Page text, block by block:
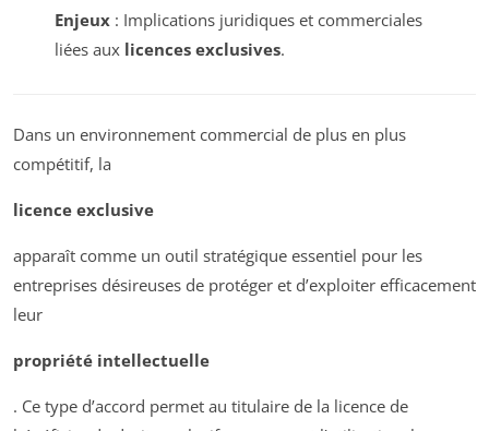
Enjeux: Implications juridiques et commerciales
liées aux licences exclusives.
Dans un environnement commercial de plus en plus
compétitif, la
licence exclusive
apparaît comme un outil stratégique essentiel pour les
entreprises désireuses de protéger et d’exploiter efficacement
leur
propriété intellectuelle
. Ce type d’accord permet au titulaire de la licence de